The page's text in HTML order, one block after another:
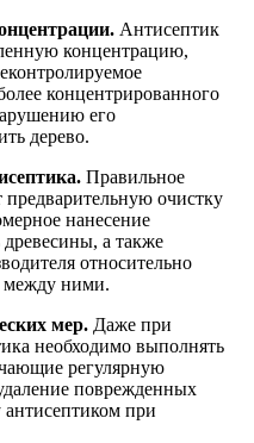
Антисептик
концентрацию,
концентрированного
его
дерево.
Правильное
предварительную очистку
нанесение
а также
относительно
между ними.
мер. Даже при
необходимо выполнять
регулярную
поврежденных
антисептиком при